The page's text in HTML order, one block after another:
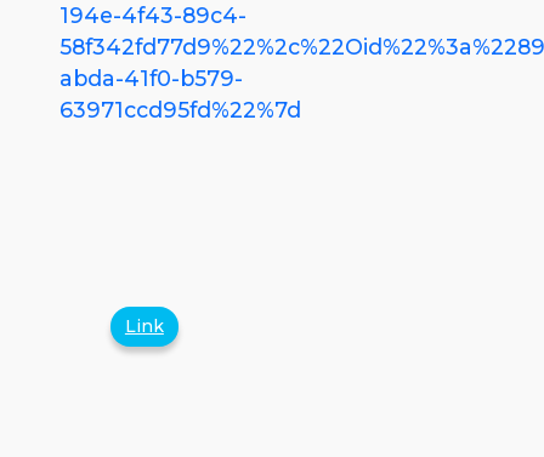
194e-4f43-89c4-
abda-41f0-b579-
63971ccd95fd%22%7d
Link